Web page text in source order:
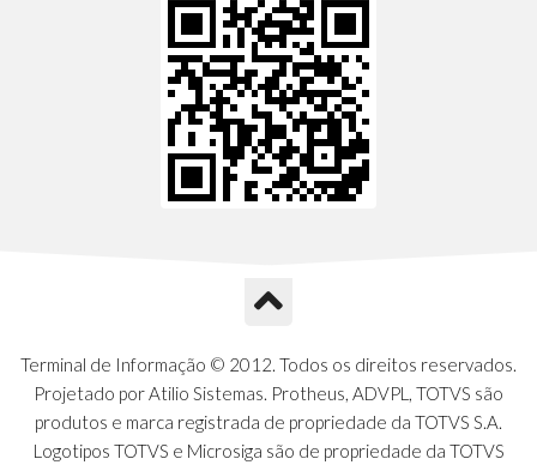
Terminal de Informação © 2012. Todos os direitos reservados.
Projetado por Atilio Sistemas. Protheus, ADVPL, TOTVS são
produtos e marca registrada de propriedade da TOTVS S.A.
Logotipos TOTVS e Microsiga são de propriedade da TOTVS